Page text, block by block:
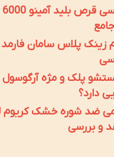
پلاس سامان فارمد
پلک و مژه
دارد؟
ضد شوره خشک کریوم
و بررسی